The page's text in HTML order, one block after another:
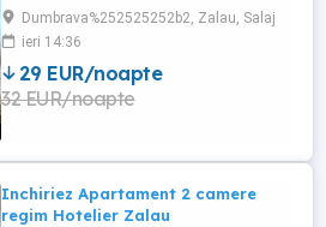
Torentului Zalau In imediata apropiere a
Spitalului Judetean Decomandat , Baie
,bucatarie hol,dormitor ,balcon Are toate
utilitatile, dispune de toate cele necesare
pentru igiena (sapun,gel de dus,prosoape
Dumbrava%252525252b2, Zalau, Salaj
ieri 14:36
29 EUR/noapte
32 EUR/noapte
Inchiriez Apartament 2 camere
regim Hotelier Zalau